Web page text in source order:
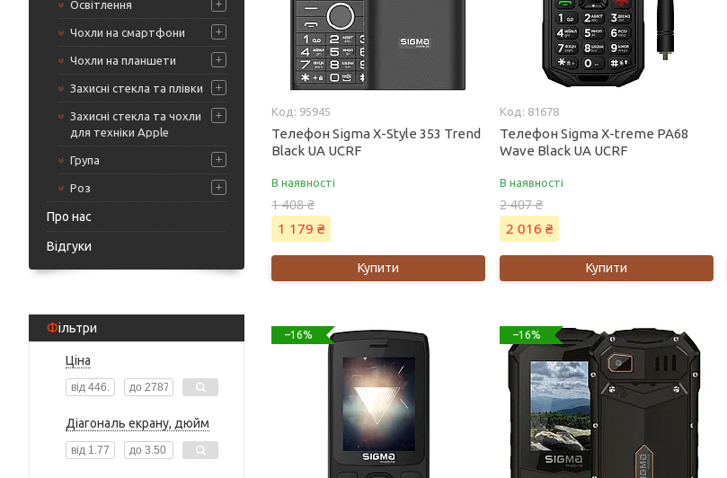
Освітлення
Чохли на смартфони
Чохли на планшети
Захисні стекла та плівки
Захисні стекла та чохли
для техніки Apple
Група
Роз
Про нас
Відгуки
Фільтри
Ціна
Діагональ екрану, дюйм
95945
Телефон Sigma X-Style 353 Trend
Black UA UCRF
В наявності
1 408 ₴
1 179 ₴
Купити
81678
Телефон Sigma X-treme PA68
Wave Black UA UCRF
В наявності
2 407 ₴
2 016 ₴
Купити
–16% –16%